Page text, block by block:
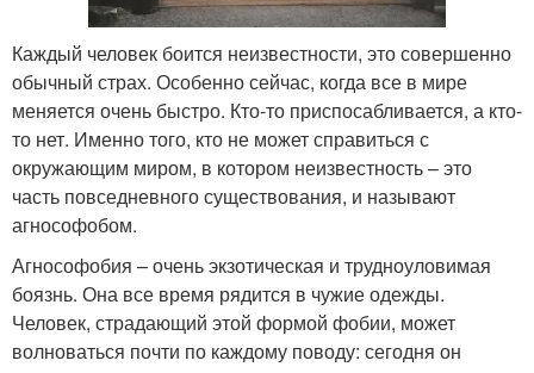
Каждый человек боится неизвестности, это совершенно
обычный страх. Особенно сейчас, когда все в мире
меняется очень быстро. Кто-то приспосабливается, а кто-
то нет. Именно того, кто не может справиться с
окружающим миром, в котором неизвестность – это
часть повседневного существования, и называют
агнософобом.
Агнософобия – очень экзотическая и трудноуловимая
боязнь. Она все время рядится в чужие одежды.
Человек, страдающий этой формой фобии, может
волноваться почти по каждому поводу: сегодня он